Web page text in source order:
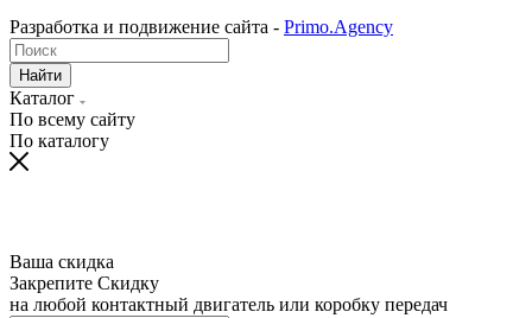
Разработка и подвижение сайта - Primo.Agency
Найти
Каталог
По всему сайту
По каталогу
Ваша скидка
Закрепите Скидку
на любой контактный двигатель или коробку передач